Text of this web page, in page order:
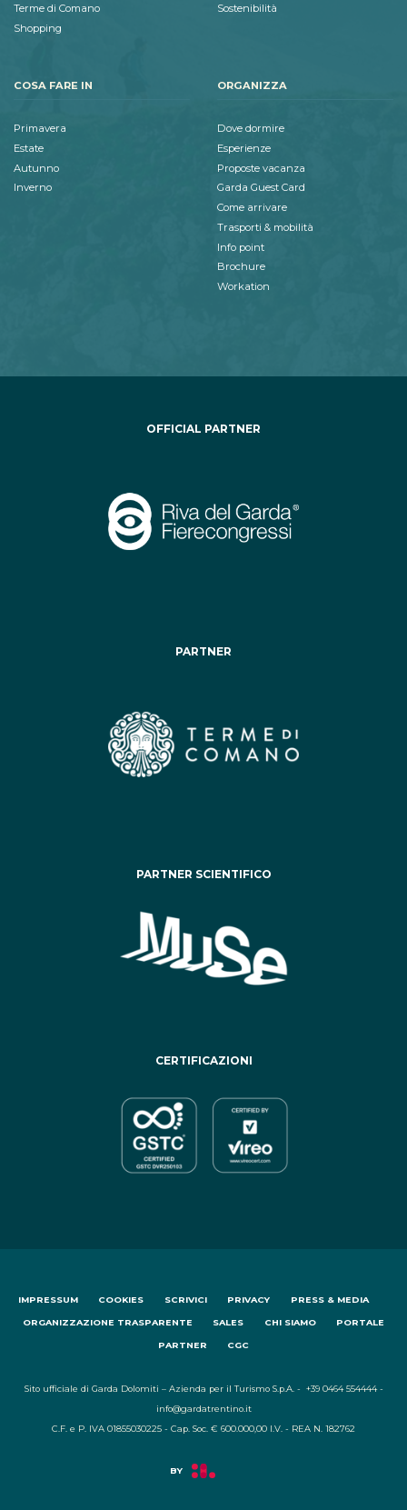
Terme di Comano
Shopping
Sostenibilità
COSA FARE IN
Primavera
Estate
Autunno
Inverno
ORGANIZZA
Dove dormire
Esperienze
Proposte vacanza
Garda Guest Card
Come arrivare
Trasporti & mobilità
Info point
Brochure
Workation
OFFICIAL PARTNER
PARTNER
PARTNER SCIENTIFICO
CERTIFICAZIONI
IMPRESSUM COOKIES SCRIVICI PRIVACY PRESS & MEDIA
ORGANIZZAZIONE TRASPARENTE SALES CHI SIAMO PORTALE
PARTNER CGC
Sito ufficiale di Garda Dolomiti – Azienda per il Turismo S.p.A. - +39 0464 554444 -
info@gardatrentino.it
C.F. e P. IVA 01855030225 - Cap. Soc. € 600.000,00 I.V. - REA N. 182762